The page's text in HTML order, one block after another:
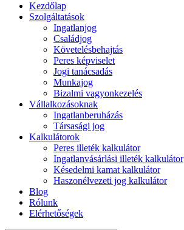
Kezdőlap
Szolgáltatások
Ingatlanjog
Családjog
Követelésbehajtás
Peres képviselet
Jogi tanácsadás
Munkajog
Bizalmi vagyonkezelés
Vállalkozásoknak
Ingatlanberuházás
Társasági jog
Kalkulátorok
Peres illeték kalkulátor
Ingatlanvásárlási illeték kalkulátor
Késedelmi kamat kalkulátor
Haszonélvezeti jog kalkulátor
Blog
Rólunk
Elérhetőségek